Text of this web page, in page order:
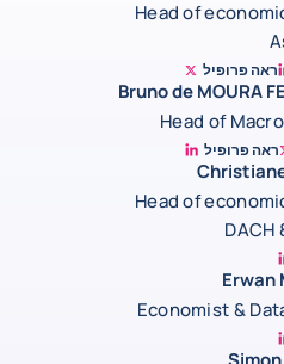
Head of
ראה פרופיל
Bernard
Bruno de MOURA
Head of
ראה פרופילBruno de Moura
Head of
DACH
Erwan
Economist &